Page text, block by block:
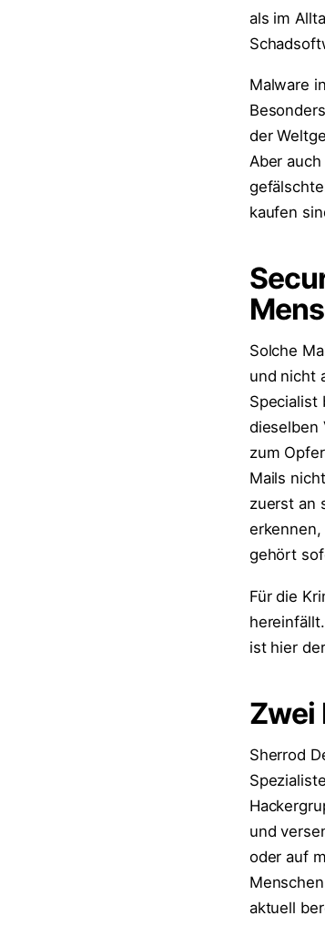
als im
Malware
der
Aber
kaufen
Solche
und nicht
Specialist
dieselben
zum
Mails
zuerst an
gehört
Für die
ist hier
Zwei
Sherrod
und
oder auf
aktuell